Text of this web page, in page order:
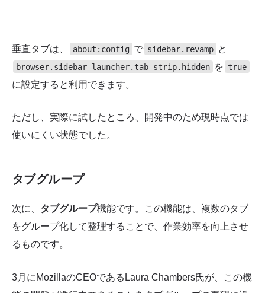
垂直タブは、 about:config で sidebar.revamp と
browser.sidebar-launcher.tab-strip.hidden を true
に設定すると利用できます。
ただし、実際に試したところ、開発中のため現時点では
使いにくい状態でした。
タブグループ
次に、 タブグループ機能です。この機能は、複数のタブ
をグループ化して整理することで、作業効率を向上させ
るものです。
3月にMozillaのCEOであるLaura Chambers氏が、この機